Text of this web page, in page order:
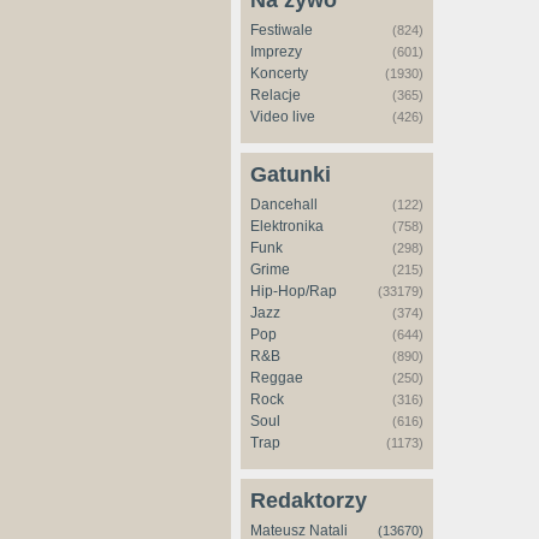
Festiwale (824)
Imprezy (601)
Koncerty (1930)
Relacje (365)
Video live (426)
Gatunki
Dancehall (122)
Elektronika (758)
Funk (298)
Grime (215)
Hip-Hop/Rap (33179)
Jazz (374)
Pop (644)
R&B (890)
Reggae (250)
Rock (316)
Soul (616)
Trap (1173)
Redaktorzy
Mateusz Natali (13670)